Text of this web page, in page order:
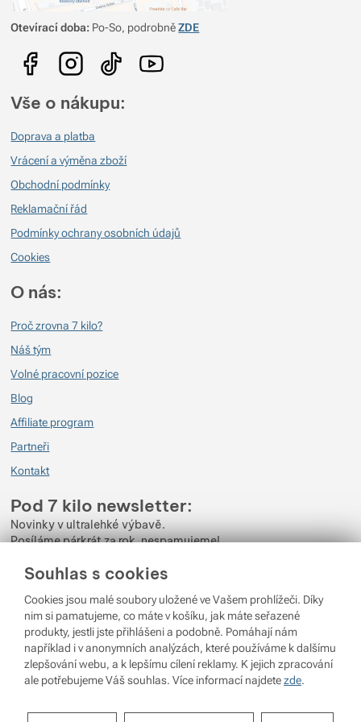
Souhlas s cookies
Cookies jsou malé soubory uložené ve Vašem prohlížeči. Díky
nim si pamatujeme, co máte v košíku, jak máte seřazené
produkty, jestli jste přihlášeni a podobně. Pomáhají nám
například i v anonymních analýzách, které používáme k dalšímu
zlepšování webu, a k lepšímu cílení reklamy. K jejich zpracování
ale potřebujeme Váš souhlas. Více informací najdetezde.
Nastavení souhlasů s kategoriemi
občas ji můžete potkat v kamenné prodejně. Více recenzí, gear listů a tipů
na cesty můžete najít na jejích stránkách Viktorčina Cesta tam
Otevírací doba: Po-So, podrobněZDE
Vše o nákupu:
Doprava a platba
Vrácení a výměna zboží
Obchodní podmínky
Reklamační řád
Podmínky ochrany osobních údajů
Cookies
O nás:
Proč zrovna 7 kilo?
Náš tým
Volné pracovní pozice
Blog
Affiliate program
Partneři
Kontakt
Pod 7 kilo newsletter:
Novinky v ultralehké výbavě.
Posíláme párkrát za rok, nespamujeme!
Zadejte váš e-mail
Odběrem newsletteru souhlasíte se zpracovánímOsobních údajů.
Přihlásit se
Shopio
Nastavení cookies